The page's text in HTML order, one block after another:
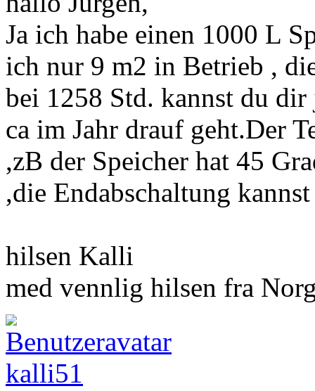
Ja ich habe einen 1000 L
ich nur 9 m2 in Betrieb ,
bei 1258 Std. kannst du
ca im Jahr drauf geht.Der
,zB der Speicher hat 45
,die Endabschaltung
hilsen Kalli
med vennlig hilsen fra
kalli51